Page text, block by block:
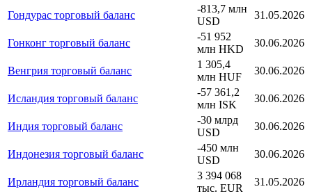
Гондурас торговый баланс
-813,7 млн
USD
31.05.2026
Гонконг торговый баланс
-51 952
млн HKD
30.06.2026
Венгрия торговый баланс
1 305,4
млн HUF
30.06.2026
Исландия торговый баланс
-57 361,2
млн ISK
30.06.2026
Индия торговый баланс
-30 млрд
USD
30.06.2026
Индонезия торговый баланс
-450 млн
USD
30.06.2026
Ирландия торговый баланс
3 394 068
тыс. EUR
31.05.2026